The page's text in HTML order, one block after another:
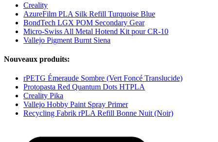
Creality
AzureFilm PLA Silk Refill Turquoise Blue
BondTech LGX POM Secondary Gear
Micro-Swiss All Metal Hotend Kit pour CR-10
Vallejo Pigment Burnt Siena
Nouveaux produits:
rPETG Émeraude Sombre (Vert Foncé Translucide)
Protopasta Red Quantum Dots HTPLA
Creality Pika
Vallejo Hobby Paint Spray Primer
Recycling Fabrik rPLA Refill Bonne Nuit (Noir)